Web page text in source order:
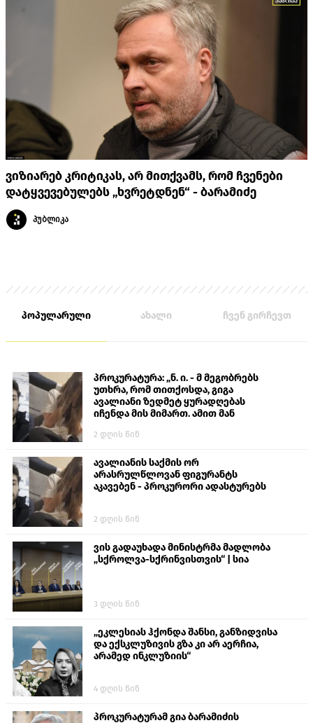
ვიზიარებ კრიტიკას, არ მითქვამს, რომ ჩვენები
დატყვევებულებს „ხვრეტდნენ“ - ბარამიძე
პუბლიკა
პოპულარული ახალი ჩვენ გირჩევთ
პროკურატურა: „ნ. ი. - მ მეგობრებს
უთხრა, რომ თითქოსდა, გიგა
ავალიანი ზედმეტ ყურადღებას
იჩენდა მის მიმართ. ამით მან
თავს დასხმოდა გიგა ავალიანს“
2 დღის წინ
ავალიანის საქმის ორ
არასრულწლოვან ფიგურანტს
აკავებენ - პროკურორი ადასტურებს
2 დღის წინ
ვის გადაუხადა მინისტრმა მადლობა
„სქროლვა-სქრინვისთვის“ | სია
3 დღის წინ
„ეკლესიას ჰქონდა შანსი, განზიდვისა
და ექსკლუზივის გზა კი არ აერჩია,
არამედ ინკლუზიის“
4 დღის წინ
პროკურატურამ გია ბარამიძის